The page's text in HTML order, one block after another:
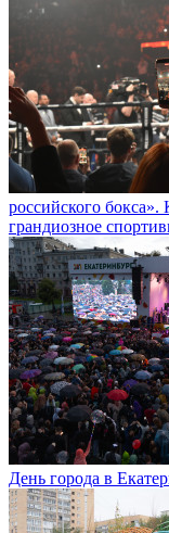
российского
грандиозное
День города в